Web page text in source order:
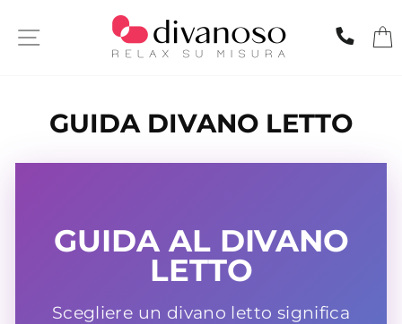
SITE NAVIGATION
GUIDA DIVANO LETTO
GUIDA AL DIVANO
LETTO
Scegliere un divano letto significa